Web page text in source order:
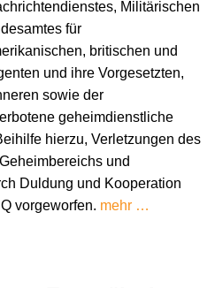
Militärischen
für
britischen und
und ihre Vorgesetzten,
sowie der
geheimdienstliche
hierzu, Verletzungen des
und
Duldung und Kooperation
vorgeworfen. mehr …